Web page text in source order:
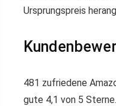
Ursprungspreis
481 zufriedene
gute 4,1 von 5 Sterne.